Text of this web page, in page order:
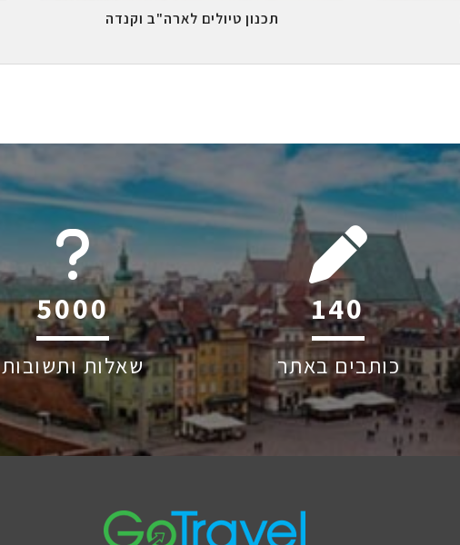
תכנון טיולים לארה"ב וקנדה
6045
שאלות ותשובות
209
כותבים באתר